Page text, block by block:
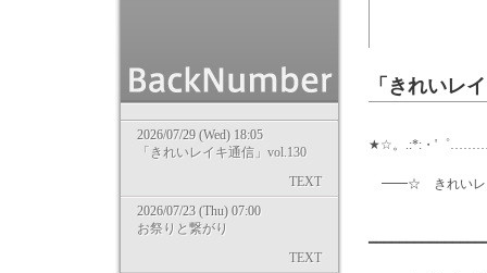
2026/07/29 (Wed) 18:05
「きれいレイキ通信」vol.130
TEXT
2026/07/23 (Thu) 07:00
お祭りと繋がり
TEXT
「きれいレ
★☆。.:*:・'゜
━━☆ きれいレ